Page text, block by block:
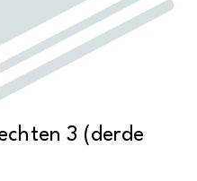
3 (derde